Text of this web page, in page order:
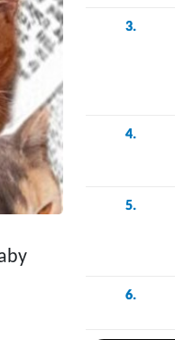
3.
4.
5.
6.